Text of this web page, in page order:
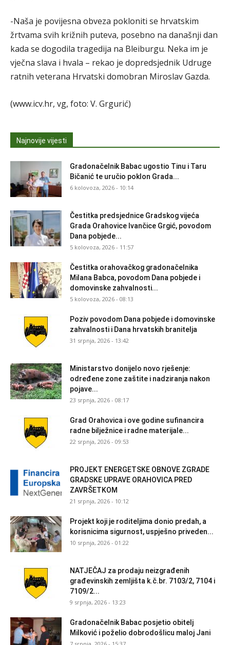
-Naša je povijesna obveza pokloniti se hrvatskim
žrtvama svih križnih puteva, posebno na današnji dan
kada se dogodila tragedija na Bleiburgu. Neka im je
vječna slava i hvala – rekao je dopredsjednik Udruge
ratnih veterana Hrvatski domobran Miroslav Gazda.
(www.icv.hr, vg, foto: V. Grgurić)
Najnovije vijesti
Gradonačelnik Babac ugostio Tinu i Taru
Bičanić te uručio poklon Grada...
6 kolovoza, 2026 - 10:14
Čestitka predsjednice Gradskog vijeća
Grada Orahovice Ivančice Grgić, povodom
Dana pobjede...
5 kolovoza, 2026 - 11:57
Čestitka orahovačkog gradonačelnika
Milana Babca, povodom Dana pobjede i
domovinske zahvalnosti...
5 kolovoza, 2026 - 08:13
Poziv povodom Dana pobjede i domovinske
zahvalnosti i Dana hrvatskih branitelja
31 srpnja, 2026 - 13:42
Ministarstvo donijelo novo rješenje:
određene zone zaštite i nadziranja nakon
pojave...
23 srpnja, 2026 - 08:17
Grad Orahovica i ove godine sufinancira
radne bilježnice i radne materijale...
22 srpnja, 2026 - 09:53
PROJEKT ENERGETSKE OBNOVE ZGRADE
GRADSKE UPRAVE ORAHOVICA PRED
ZAVRŠETKOM
21 srpnja, 2026 - 10:12
Projekt koji je roditeljima donio predah, a
korisnicima sigurnost, uspješno priveden...
10 srpnja, 2026 - 01:22
NATJEČAJ za prodaju neizgrađenih
građevinskih zemljišta k.č.br. 7103/2, 7104 i
7109/2...
9 srpnja, 2026 - 13:23
Gradonačelnik Babac posjetio obitelj
Milković i poželio dobrodošlicu maloj Jani